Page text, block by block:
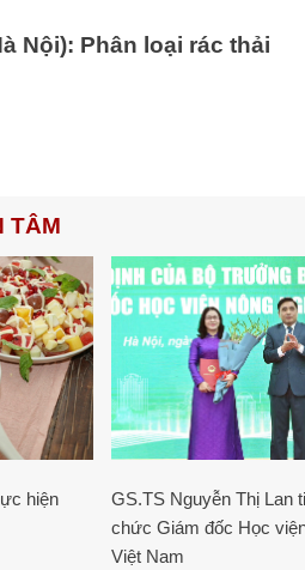
Nội): Phân loại rác thải
TÂM
hiện
GS.TS Nguyễn Thị Lan
chức Giám đốc Học
Việt Nam